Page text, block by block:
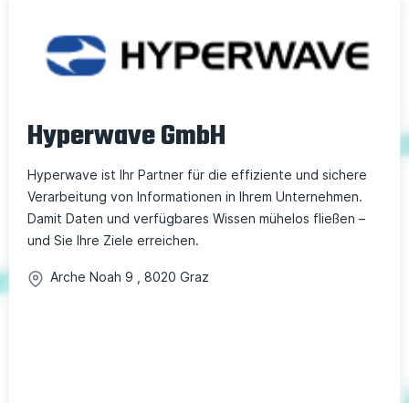
Hyperwave GmbH
Hyperwave ist Ihr Partner für die effiziente und sichere
Verarbeitung von Informationen in Ihrem Unternehmen.
Damit Daten und verfügbares Wissen mühelos fließen –
und Sie Ihre Ziele erreichen.
Arche Noah 9 8020 Graz